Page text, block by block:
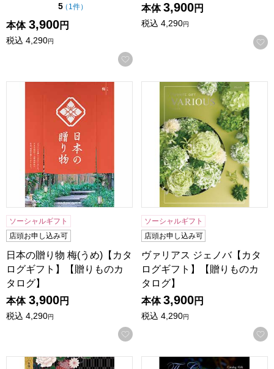
5点（5点満点中）
（ 1件の評価
）
本体 3,900円
税込 4,290円
お気に入りに登録する
本体 3,900円
税込 4,290円
日本の贈り物 梅(うめ)【カタログギフト】【贈りものカタロ
ソーシャルギフト
店頭お申し込み可
日本の贈り物 梅(うめ)【カタ
ログギフト】【贈りものカ
タログ】
本体 3,900円
税込 4,290円
お気に入りに登録する
ヴァリアス ジェノバ【カタ
ソーシャルギフト
店頭お申し込み可
ヴァリアス ジェノバ【カタ
ログギフト】【贈りものカ
タログ】
本体 3,900円
税込 4,290円
澪[みお] 林檎(りんご)【カタログギフト】【贈りものカタロ
ザ･コージー ポピー【カタロ